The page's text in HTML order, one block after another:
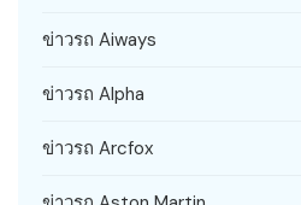
ข่าวรถ Aiways
ข่าวรถ Alpha
ข่าวรถ Arcfox